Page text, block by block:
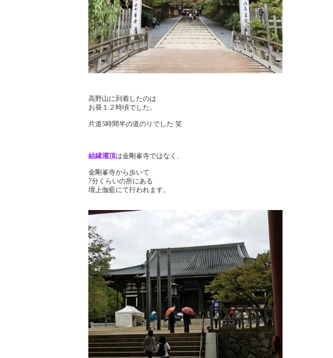
高野山に到着したのは
お昼１２時頃でした。
片道5時間半の道のりでした 笑
結縁灌頂は金剛峯寺ではなく、
金剛峯寺から歩いて
7分くらいの所にある
壇上伽藍にて行われます。